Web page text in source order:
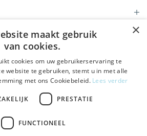
De Welzijnwinkel in je
inbox
Geen spam, geen verkooppraatjes — gewoon fijne
updates over hulpmiddelen die echt iets toevoegen.
×
maakt gebruik
van cookies.
cookies om uw gebruikerservaring te
website te gebruiken, stemt u in met alle
met ons Cookiebeleid. Lees verder
PRESTATIE
FUNCTIONEEL